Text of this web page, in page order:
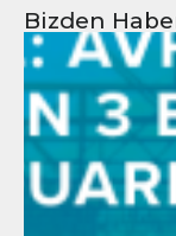
Bizden